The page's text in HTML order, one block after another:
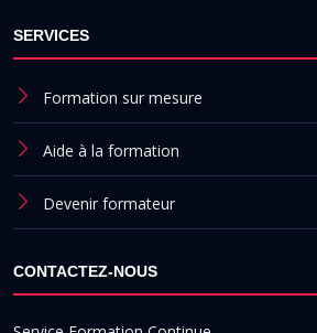
SERVICES
Formation sur mesure
Aide à la formation
Devenir formateur
CONTACTEZ-NOUS